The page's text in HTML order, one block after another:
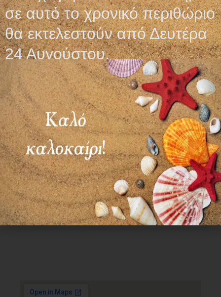
Ωράριο λειτουργίας
ΕΙΔΙΚΟ ΘΕΡΙΝΟ ΩΡΑΡΙΟ
ΔΕΥ-ΠΑΡ: 09:00-14:30
ΣΑΒ – ΚΥΡ: ΚΛΕΙΣΤΑ
Χρήσιμα Links
Όροι Χρήσης
Πολιτική απορρήτου
Τρόποι πληρωμής
Τρόποι αποστολής
σε αυτό το χρονικό περιθώριο
θα εκτελεστούν από Δευτέρα
24 Αυγούστου.